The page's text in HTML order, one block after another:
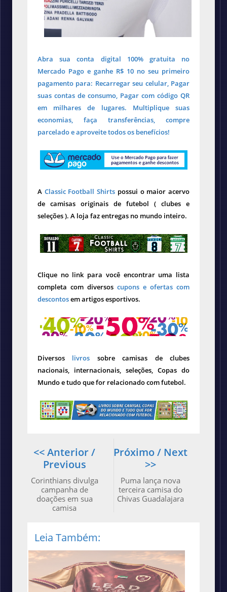
Abra sua conta digital 100% gratuita no
Mercado Pago e ganhe R$ 10 no seu primeiro
pagamento para: Recarregar seu celular, Pagar
suas contas de consumo, Pagar com código QR
em milhares de lugares. Multiplique suas
economias, faça transferências, compre
parcelado e aproveite todos os benefícios!
A Classic Football Shirts possui o maior acervo
de camisas originais de futebol ( clubes e
seleções ). A loja faz entregas no mundo inteiro.
Clique no link para você encontrar uma lista
completa com diversos cupons e ofertas com
descontosem artigos esportivos.
Diversos livros sobre camisas de clubes
nacionais, internacionais, seleções, Copas do
Mundo e tudo que for relacionado com futebol.
Próximo / Next
>>
Puma lança nova
terceira camisa do
Chivas Guadalajara
<< Anterior /
Previous
Corinthians divulga
campanha de
doações em sua
camisa
Leia Também: